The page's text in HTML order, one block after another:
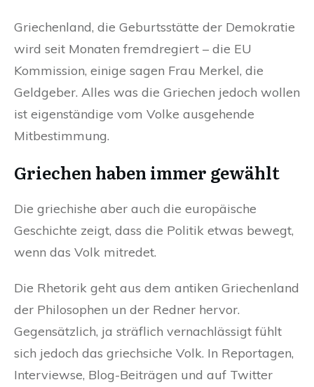
Griechenland, die Geburtsstätte der Demokratie
wird seit Monaten fremdregiert – die EU
Kommission, einige sagen Frau Merkel, die
Geldgeber. Alles was die Griechen jedoch wollen
ist eigenständige vom Volke ausgehende
Mitbestimmung.
Griechen haben immer gewählt
Die griechishe aber auch die europäische
Geschichte zeigt, dass die Politik etwas bewegt,
wenn das Volk mitredet.
Die Rhetorik geht aus dem antiken Griechenland
der Philosophen un der Redner hervor.
Gegensätzlich, ja sträflich vernachlässigt fühlt
sich jedoch das griechsiche Volk. In Reportagen,
Interviewse, Blog-Beiträgen und auf Twitter